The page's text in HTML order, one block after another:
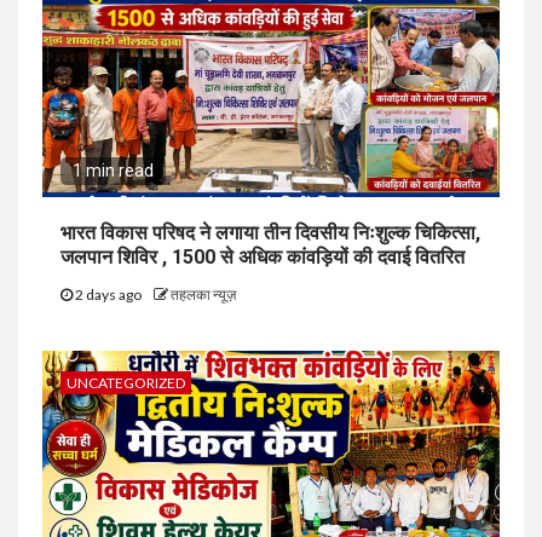
1 min read
भारत विकास परिषद ने लगाया तीन दिवसीय निःशुल्क चिकित्सा,
जलपान शिविर , 1500 से अधिक कांवड़ियों की दवाई वितरित
2 days ago तहलका न्यूज़
UNCATEGORIZED